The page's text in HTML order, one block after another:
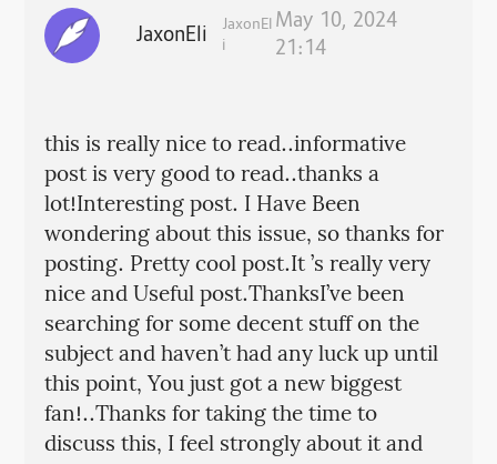
JaxonEli
JaxonEl
i
May 10, 2024
21:14
this is really nice to read..informative
post is very good to read..thanks a
lot!Interesting post. I Have Been
wondering about this issue, so thanks for
posting. Pretty cool post.It ’s really very
nice and Useful post.ThanksI’ve been
searching for some decent stuff on the
subject and haven’t had any luck up until
this point, You just got a new biggest
fan!..Thanks for taking the time to
discuss this, I feel strongly about it and